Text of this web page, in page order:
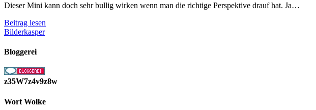
Dieser Mini kann doch sehr bullig wirken wenn man die richtige Perspektive drauf hat. Ja…
Beitrag lesen
Bilderkasper
Bloggerei
z35W7z4v9z8w
Wort Wolke